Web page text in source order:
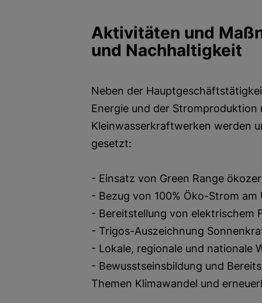
Aktivitäten und
und Nachhaltigkeit
Neben der
Energie und der
Kleinwasserkraftwerken werden
gesetzt:
- Einsatz von Green Range
- Bezug von 100% Öko-Strom
- Bereitstellung von elektrischem
- Trigos-Auszeichnung
- Lokale, regionale und nationale
- Bewusstseinsbildung und
Themen Klimawandel und